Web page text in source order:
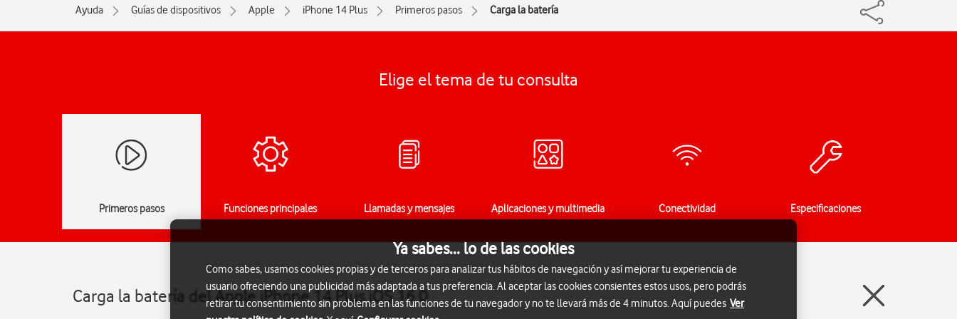
Ayuda Guías de dispositivos Apple iPhone 14 Plus Primeros pasos Carga la batería
Elige el tema de tu consulta
Primeros pasos Funciones principales Llamadas y mensajes Aplicaciones y multimedia Conectividad Especificaciones
Carga la batería del Apple iPhone 14 Plus iOS 16.0
Ya sabes... lo de las cookies
Como sabes, usamos cookies propias y de terceros para analizar tus hábitos de navegación y así mejorar tu experiencia de
usuario ofreciendo una publicidad más adaptada a tus preferencia. Al aceptar las cookies consientes estos usos, pero podrás
retirar tu consentimiento sin problema en las funciones de tu navegador y no te llevará más de 4 minutos. Aquí puedes Ver